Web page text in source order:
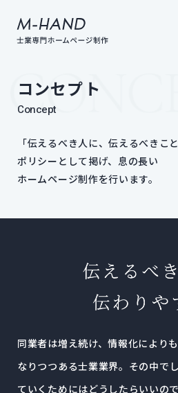
コンセプト
Concept
「伝えるべき人に、​伝えるべきこ
ポリシーと​して​掲げ、​息の​長い
ホームページ制作を​行います。
同業者は増え続け、情報化により
なりつつある士業業界。 その中で
ていくためにはどうしたらいいので